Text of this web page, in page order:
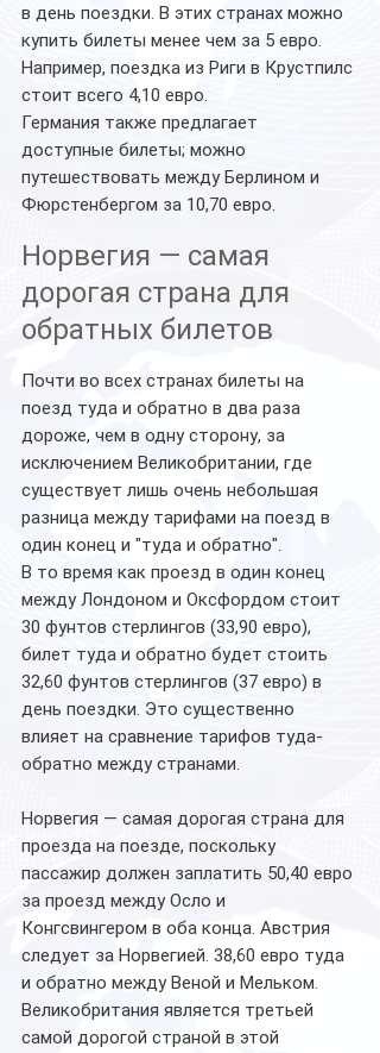
в день поездки. В этих странах можно
купить билеты менее чем за 5 евро.
Например, поездка из Риги в Крустпилс
стоит всего 4,10 евро.
Германия также предлагает
доступные билеты; можно
путешествовать между Берлином и
Фюрстенбергом за 10,70 евро.
Норвегия — самая
дорогая страна для
обратных билетов
Почти во всех странах билеты на
поезд туда и обратно в два раза
дороже, чем в одну сторону, за
исключением Великобритании, где
существует лишь очень небольшая
разница между тарифами на поезд в
один конец и "туда и обратно".
В то время как проезд в один конец
между Лондоном и Оксфордом стоит
30 фунтов стерлингов (33,90 евро),
билет туда и обратно будет стоить
32,60 фунтов стерлингов (37 евро) в
день поездки. Это существенно
влияет на сравнение тарифов туда-
обратно между странами.
Норвегия — самая дорогая страна для
проезда на поезде, поскольку
пассажир должен заплатить 50,40 евро
за проезд между Осло и
Конгсвингером в оба конца. Австрия
следует за Норвегией. 38,60 евро туда
и обратно между Веной и Мельком.
Великобритания является третьей
самой дорогой страной в этой